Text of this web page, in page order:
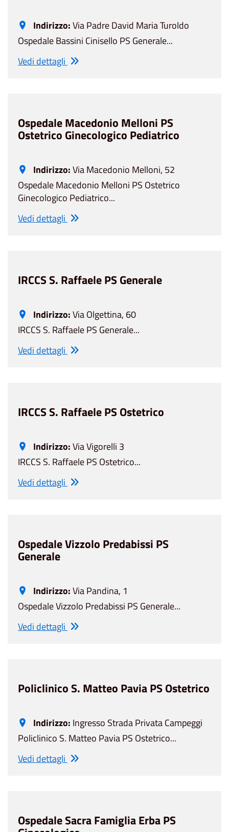
Indirizzo:Via Padre David Maria Turoldo
Ospedale Bassini Cinisello PS Generale...
Vedi dettagli
Ospedale Macedonio Melloni PS
Ostetrico Ginecologico Pediatrico
Indirizzo:Via Macedonio Melloni, 52
Ospedale Macedonio Melloni PS Ostetrico
Ginecologico Pediatrico...
Vedi dettagli
IRCCS S. Raffaele PS Generale
Indirizzo:Via Olgettina, 60
IRCCS S. Raffaele PS Generale...
Vedi dettagli
IRCCS S. Raffaele PS Ostetrico
Indirizzo:Via Vigorelli 3
IRCCS S. Raffaele PS Ostetrico...
Vedi dettagli
Ospedale Vizzolo Predabissi PS
Generale
Indirizzo:Via Pandina, 1
Ospedale Vizzolo Predabissi PS Generale...
Vedi dettagli
Policlinico S. Matteo Pavia PS Ostetrico
Indirizzo: Ingresso Strada Privata Campeggi
Policlinico S. Matteo Pavia PS Ostetrico...
Vedi dettagli
Ospedale Sacra Famiglia Erba PS